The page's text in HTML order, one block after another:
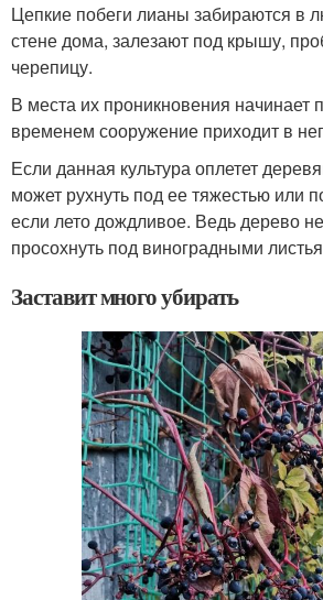
Цепкие побеги лианы забираются в
стене дома, залезают под крышу,
черепицу.
В места их проникновения начинает
временем сооружение приходит в
Если данная культура оплетет
может рухнуть под ее тяжестью или
если лето дождливое. Ведь дерево
просохнуть под виноградными
Заставит много убирать